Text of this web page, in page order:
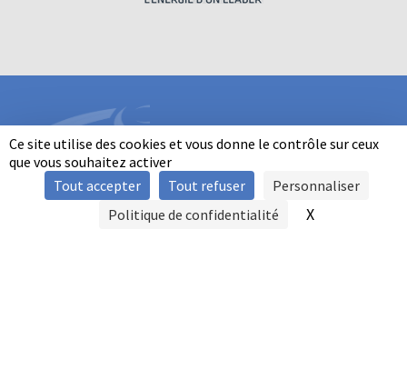
Ce site utilise des cookies et vous donne le contrôle sur ceux
que vous souhaitez activer
Tout accepter
Tout refuser
Personnaliser
Politique de confidentialité
X
INFORMATIONS
SIGNALER UNE VIOLENCE